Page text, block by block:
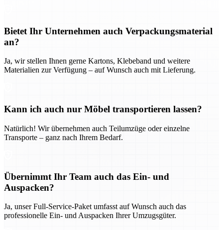
Bietet Ihr Unternehmen auch Verpackungsmaterial
an?
Ja, wir stellen Ihnen gerne Kartons, Klebeband und weitere
Materialien zur Verfügung – auf Wunsch auch mit Lieferung.
Kann ich auch nur Möbel transportieren lassen?
Natürlich! Wir übernehmen auch Teilumzüge oder einzelne
Transporte – ganz nach Ihrem Bedarf.
Übernimmt Ihr Team auch das Ein- und
Auspacken?
Ja, unser Full-Service-Paket umfasst auf Wunsch auch das
professionelle Ein- und Auspacken Ihrer Umzugsgüter.